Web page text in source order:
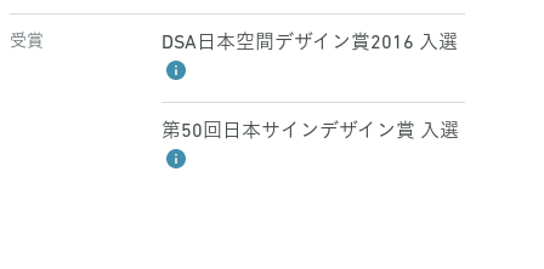
受賞 DSA日本空間デザイン賞2016 入選
第50回日本サインデザイン賞 入選